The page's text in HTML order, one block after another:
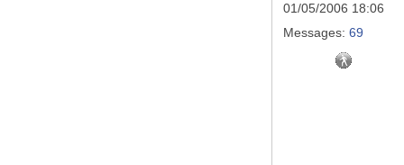
01/05/2006 18:06
Messages: 69